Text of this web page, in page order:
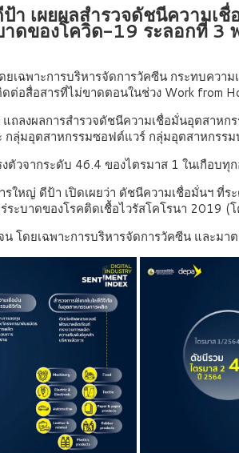
ป้า เผยผลสำรวจดัชนีความเ
ดของโควิด-19 ระลอกที่ 3
ฉพาะการบริหารจัดการวัคซีน กระทบควา
ต่อสื่อสารที่ไม่ขาดตอนในช่วง Work from
แถลงผลการสำรวจดัชนีความเชื่อมั่นอุตสาห
ลุ่มอุตสาหกรรมซอฟต์แวร์ กลุ่มอุตสาหกร
วจากระดับ 46.4 ของไตรมาส 1 ในเกือบ
ใหญ่ ดีป้า เปิดเผยว่า ดัชนีความเชื่อมั่นฯ ที่
ระบาดของโรคติดเชื้อไวรัสโคโรนา 2019
โดยเฉพาะการบริหารจัดการวัคซีน และม